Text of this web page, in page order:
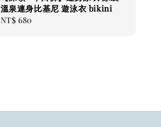
溫泉連身比基尼 遊泳衣 bikini
Regular
NT$ 680